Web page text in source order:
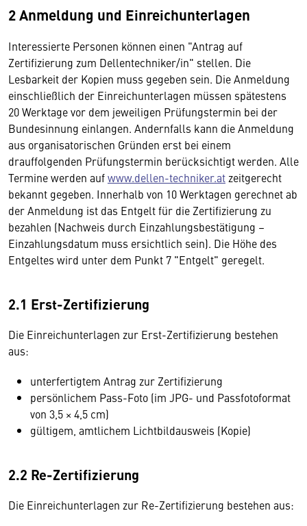
2 Anmeldung und Einreichunterlagen
Interessierte Personen können einen "Antrag auf
Zertifizierung zum Dellentechniker/in" stellen. Die
Lesbarkeit der Kopien muss gegeben sein. Die Anmeldung
einschließlich der Einreichunterlagen müssen spätestens
20 Werktage vor dem jeweiligen Prüfungstermin bei der
Bundesinnung einlangen. Andernfalls kann die Anmeldung
aus organisatorischen Gründen erst bei einem
drauffolgenden Prüfungstermin berücksichtigt werden. Alle
Termine werden aufwww.dellen-techniker.at zeitgerecht
bekannt gegeben. Innerhalb von 10 Werktagen gerechnet ab
der Anmeldung ist das Entgelt für die Zertifizierung zu
bezahlen (Nachweis durch Einzahlungsbestätigung –
Einzahlungsdatum muss ersichtlich sein). Die Höhe des
Entgeltes wird unter dem Punkt 7 "Entgelt" geregelt.
2.1 Erst-Zertifizierung
Die Einreichunterlagen zur Erst-Zertifizierung bestehen
aus:
unterfertigtem Antrag zur Zertifizierung
persönlichem Pass-Foto (im JPG- und Passfotoformat
von 3,5 × 4,5 cm)
gültigem, amtlichem Lichtbildausweis (Kopie)
2.2 Re-Zertifizierung
Die Einreichunterlagen zur Re-Zertifizierung bestehen aus: